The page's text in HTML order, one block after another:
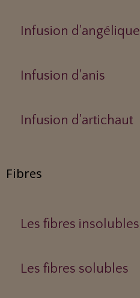
Infusion d'angélique
Infusion d'anis
Infusion d'artichaut
Fibres
Les fibres insolubles
Les fibres solubles